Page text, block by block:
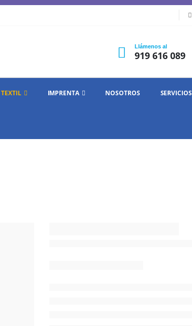
Llámenos al
919 616 089
TEXTIL IMPRENTA NOSOTROS SERVICIOS